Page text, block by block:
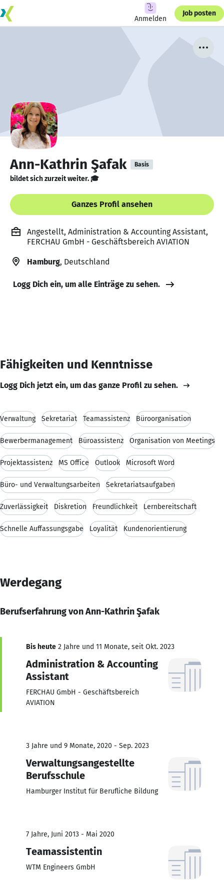
Anmelden
Job posten
Ann-Kathrin Şafak Basis
bildet sich zurzeit weiter. 🎓
Ganzes Profil ansehen
Angestellt, Administration & Accounting Assistant,
FERCHAU GmbH - Geschäftsbereich AVIATION
Hamburg, Deutschland
Logg Dich ein, um alle Einträge zu sehen.
Fähigkeiten und Kenntnisse
Logg Dich jetzt ein, um das ganze Profil zu sehen.
Verwaltung Sekretariat Teamassistenz Büroorganisation
Bewerbermanagement Büroassistenz Organisation von Meetings
Projektassistenz MS Office Outlook Microsoft Word
Büro- und Verwaltungsarbeiten Sekretariatsaufgaben
Zuverlässigkeit Diskretion Freundlichkeit Lernbereitschaft
Schnelle Auffassungsgabe Loyalität Kundenorientierung
Werdegang
Berufserfahrung von Ann-Kathrin Şafak
Bis heute 2 Jahre und 11 Monate, seit Okt. 2023
Administration & Accounting
Assistant
FERCHAU GmbH - Geschäftsbereich
AVIATION
3 Jahre und 9 Monate, 2020 - Sep. 2023
Verwaltungsangestellte
Berufsschule
Hamburger Institut für Berufliche Bildung
7 Jahre, Juni 2013 - Mai 2020
Teamassistentin
WTM Engineers GmbH